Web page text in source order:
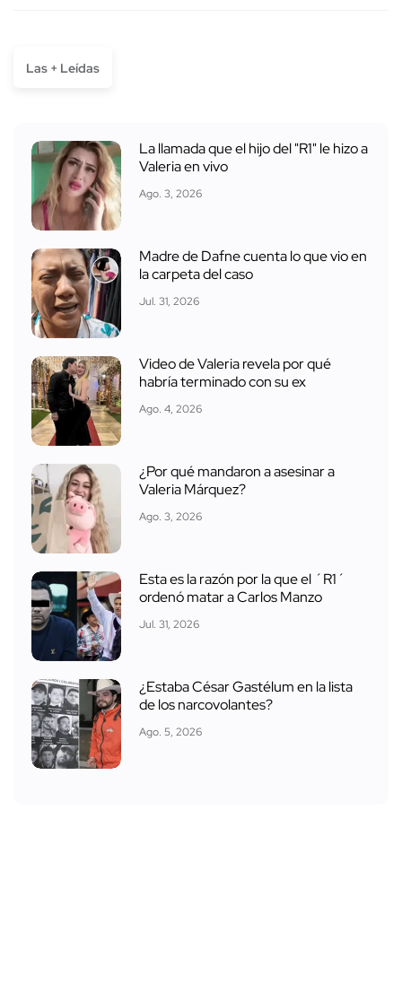
Las + Leídas
La llamada que el hijo del "R1" le hizo a
Valeria en vivo
Ago. 3, 2026
Madre de Dafne cuenta lo que vio en
la carpeta del caso
Jul. 31, 2026
Video de Valeria revela por qué
habría terminado con su ex
Ago. 4, 2026
¿Por qué mandaron a asesinar a
Valeria Márquez?
Ago. 3, 2026
Esta es la razón por la que el ´R1´
ordenó matar a Carlos Manzo
Jul. 31, 2026
¿Estaba César Gastélum en la lista
de los narcovolantes?
Ago. 5, 2026